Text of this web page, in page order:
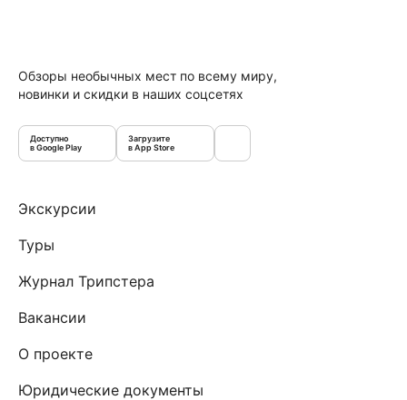
Обзоры необычных мест по всему миру,
новинки и скидки в наших соцсетях
Доступно
в Google Play
Загрузите
в App Store
Экскурсии
Туры
Журнал Трипстера
Вакансии
О проекте
Юридические документы